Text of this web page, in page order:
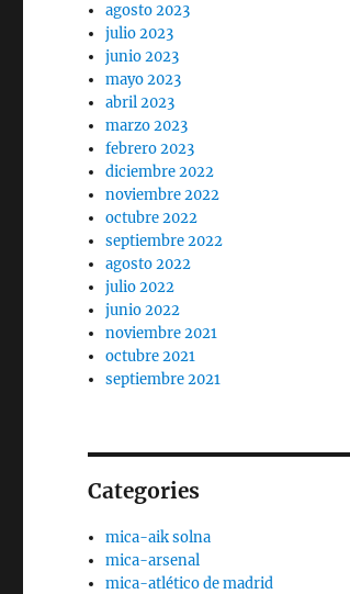
agosto 2023
julio 2023
junio 2023
mayo 2023
abril 2023
marzo 2023
febrero 2023
diciembre 2022
noviembre 2022
octubre 2022
septiembre 2022
agosto 2022
julio 2022
junio 2022
noviembre 2021
octubre 2021
septiembre 2021
Categories
mica-aik solna
mica-arsenal
mica-atlético de madrid